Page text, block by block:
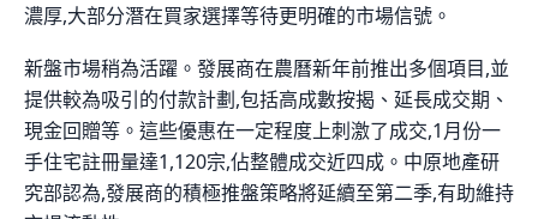
濃厚,大部分潛在買家選擇等待更明確的市場信號。
新盤市場稍為活躍。發展商在農曆新年前推出多個項目,並
提供較為吸引的付款計劃,包括高成數按揭、延長成交期、
現金回贈等。這些優惠在一定程度上刺激了成交,1月份一
手住宅註冊量達1,120宗,佔整體成交近四成。中原地產研
究部認為,發展商的積極推盤策略將延續至第二季,有助維持